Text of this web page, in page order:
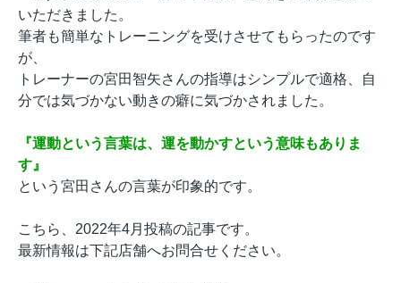
いただきました。
筆者も簡単なトレーニングを受けさせてもらったのです
が、
トレーナーの宮田智矢さんの指導はシンプルで適格、自
分では気づかない動きの癖に気づかされました。
『運動という言葉は、運を動かすという意味もありま
す』
という宮田さんの言葉が印象的です。
こちら、2022年4月投稿の記事です。
最新情報は下記店舗へお問合せください。